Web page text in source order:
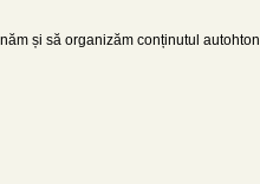
și să organizăm conținutul